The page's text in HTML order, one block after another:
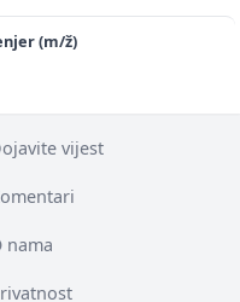
(m/ž)
vijest
nama